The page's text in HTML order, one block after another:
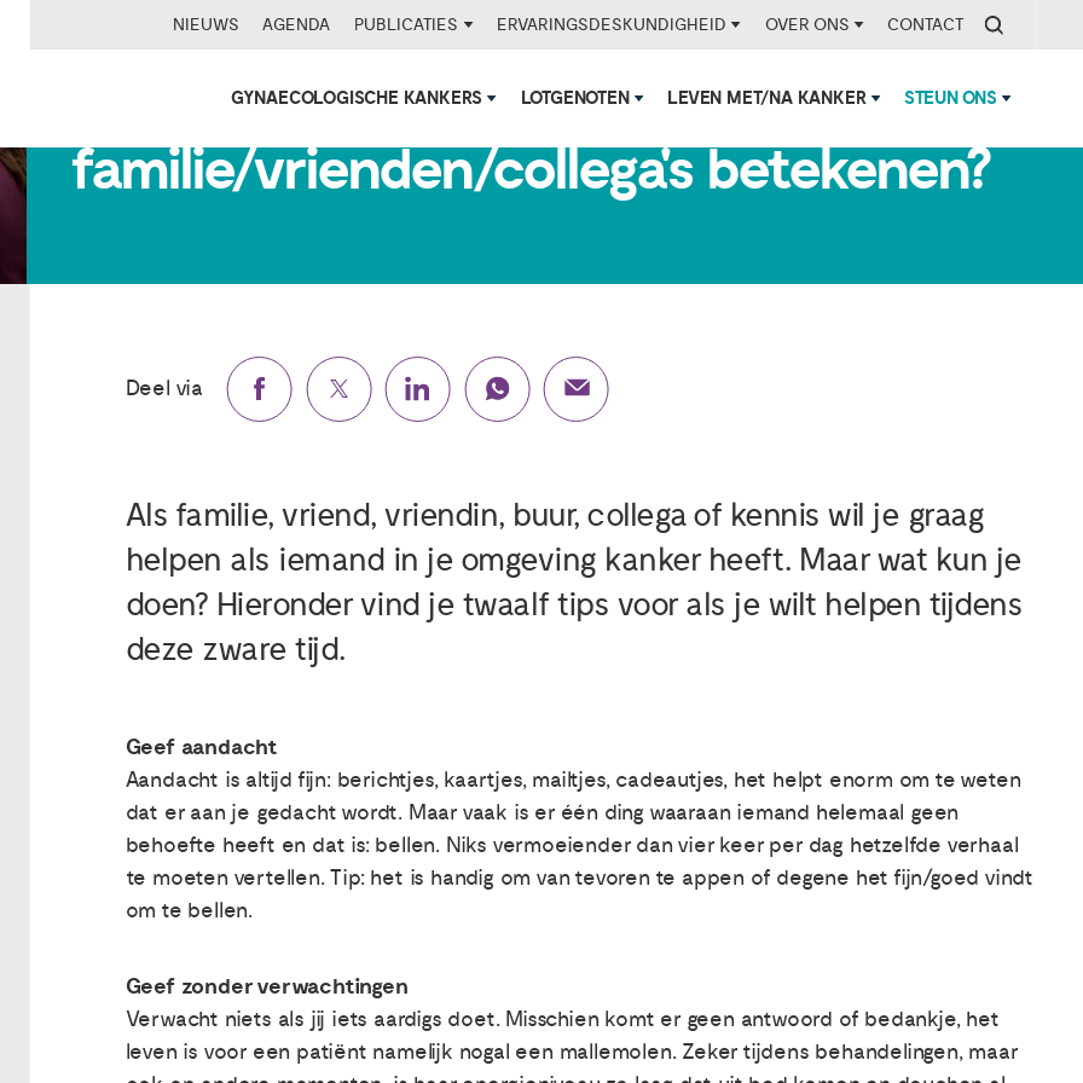
NIEUWS AGENDA PUBLICATIES ERVARINGSDESKUNDIGHEID OVER ONS CONTACT
GYNAECOLOGISCHE KANKERS LOTGENOTEN LEVEN MET/NA KANKER STEUN ONS
Wat kun je als
familie/vrienden/collega's betekenen?
Deel via
Als familie, vriend, vriendin, buur, collega of kennis wil je graag
helpen als iemand in je omgeving kanker heeft. Maar wat kun je
doen? Hieronder vind je twaalf tips voor als je wilt helpen tijdens
deze zware tijd.
Geef aandacht
Aandacht is altijd fijn: berichtjes, kaartjes, mailtjes, cadeautjes, het helpt enorm om te weten
dat er aan je gedacht wordt. Maar vaak is er één ding waaraan iemand helemaal geen
behoefte heeft en dat is: bellen. Niks vermoeiender dan vier keer per dag hetzelfde verhaal
te moeten vertellen. Tip: het is handig om van tevoren te appen of degene het fijn/goed vindt
om te bellen.
Geef zonder verwachtingen
Verwacht niets als jij iets aardigs doet. Misschien komt er geen antwoord of bedankje, het
leven is voor een patiënt namelijk nogal een mallemolen. Zeker tijdens behandelingen, maar